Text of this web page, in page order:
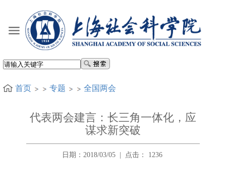
首页 专题 全国两会
代表两会建言：长三角一体化，应
谋求新突破
日期：2018/03/05 点击： 1236